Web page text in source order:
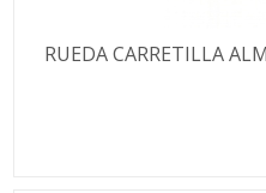
RUEDA CARRETILLA